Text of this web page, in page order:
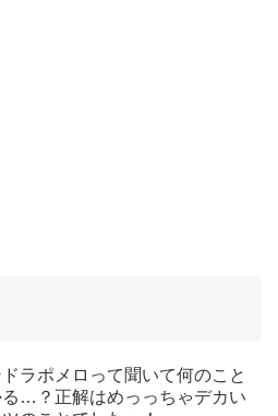
ラポメロって聞いて何のこと
…？正解はめっっちゃデカい